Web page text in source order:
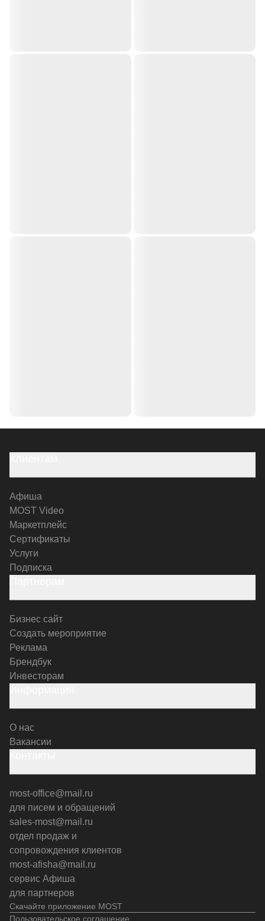
Скачайте приложение MOST
Афиша
MOST Video
Маркетплейс
Сертификаты
Услуги
Подписка
Бизнес сайт
Создать мероприятие
Реклама
Брендбук
Инвесторам
О нас
Вакансии
most-office@mail.ru
для писем и обращений
sales-most@mail.ru
отдел продаж и
сопровождения клиентов
most-afisha@mail.ru
сервис Афиша
для партнеров
Пользовательское соглашение